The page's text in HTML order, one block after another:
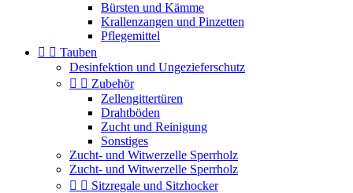
Bürsten und Kämme
Krallenzangen und Pinzetten
Pflegemittel
  Tauben
Desinfektion und Ungezieferschutz
  Zubehör
Zellengittertüren
Drahtböden
Zucht und Reinigung
Sonstiges
Zucht- und Witwerzelle Sperrholz
Zucht- und Witwerzelle Sperrholz
  Sitzregale und Sitzhocker